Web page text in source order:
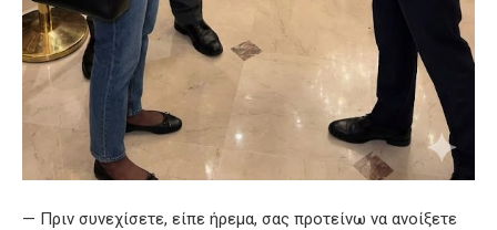
— Πριν συνεχίσετε, είπε ήρεμα, σας προτείνω να ανοίξετε